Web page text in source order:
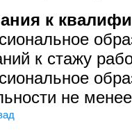
к
к стажу
не